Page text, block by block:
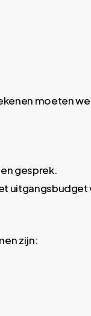
moeten
gesprek.
uitgangsbudget
zijn: